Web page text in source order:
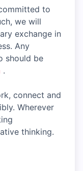
to
we will
exchange in
Any
should be
.
connect and
Wherever
thinking.